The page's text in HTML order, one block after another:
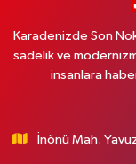
Karadenizde Son
sadelik ve
insanlara
İnönü Mah.